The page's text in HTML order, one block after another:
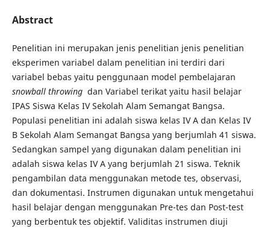
Abstract
Penelitian ini merupakan jenis penelitian jenis penelitian
eksperimen variabel dalam penelitian ini terdiri dari
variabel bebas yaitu penggunaan model pembelajaran
snowball throwing dan Variabel terikat yaitu hasil belajar
IPAS Siswa Kelas IV Sekolah Alam Semangat Bangsa.
Populasi penelitian ini adalah siswa kelas IV A dan Kelas IV
B Sekolah Alam Semangat Bangsa yang berjumlah 41 siswa.
Sedangkan sampel yang digunakan dalam penelitian ini
adalah siswa kelas IV A yang berjumlah 21 siswa. Teknik
pengambilan data menggunakan metode tes, observasi,
dan dokumentasi. Instrumen digunakan untuk mengetahui
hasil belajar dengan menggunakan Pre-tes dan Post-test
yang berbentuk tes objektif. Validitas instrumen diuji